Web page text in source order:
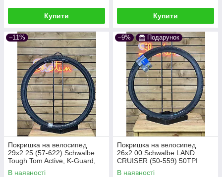
Купити Купити
–11%
Покришка на велосипед
29x2.25 (57-622) Schwalbe
Tough Tom Active, K-Guard,
SBC, B/B-SK
В наявності
–9% Подарунок
Покришка на велосипед
26x2.00 Schwalbe LAND
CRUISER (50-559) 50TPI
850g
В наявності